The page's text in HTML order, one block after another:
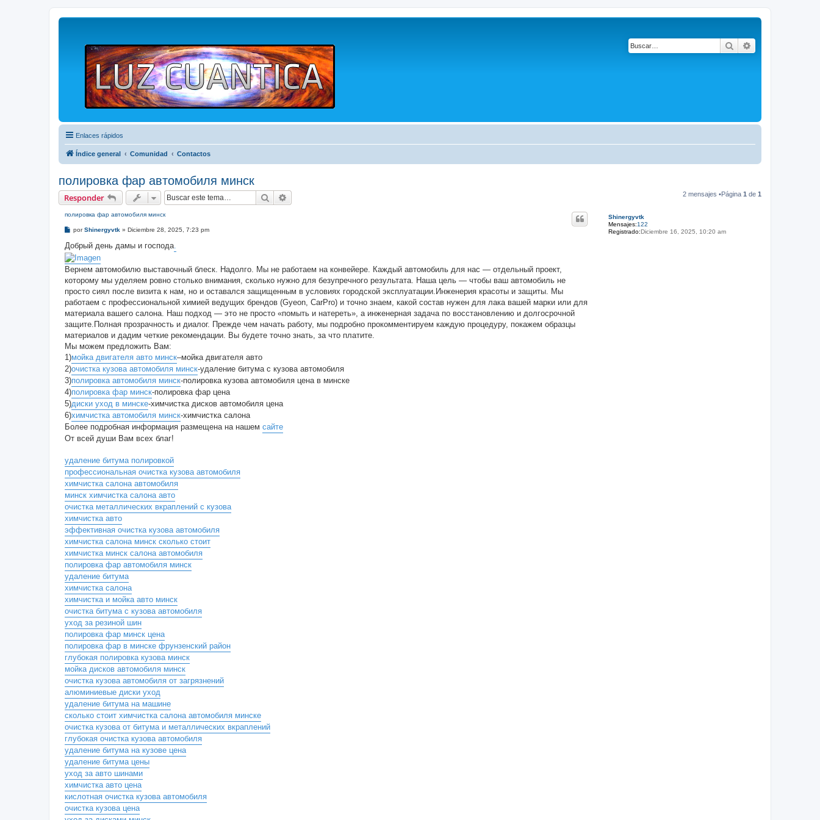
Buscar
Enlaces rápidos
Índice general Comunidad Contactos
полировка фар автомобиля минск
Responder Buscar 2 mensajes •Página 1 de 1
Shinergyvtk
Mensajes:122
Registrado:Diciembre 16, 2025, 10:20 am
полировка фар автомобиля минск
M
n
a
j
e
porShinergyvtk » Diciembre 28, 2025, 7:23 pm
Добрый день дамы и господа.
Вернем автомобилю выставочный блеск. Надолго. Мы не работаем на конвейере. Каждый автомобиль для нас — отдельный проект,
которому мы уделяем ровно столько внимания, сколько нужно для безупречного результата. Наша цель — чтобы ваш автомобиль не
просто сиял после визита к нам, но и оставался защищенным в условиях городской эксплуатации.Инженерия красоты и защиты. Мы
работаем с профессиональной химией ведущих брендов (Gyeon, CarPro) и точно знаем, какой состав нужен для лака вашей марки или для
материала вашего салона. Наш подход — это не просто «помыть и натереть», а инженерная задача по восстановлению и долгосрочной
защите.Полная прозрачность и диалог. Прежде чем начать работу, мы подробно прокомментируем каждую процедуру, покажем образцы
материалов и дадим четкие рекомендации. Вы будете точно знать, за что платите.
Мы можем предложить Вам:
1)мойка двигателя авто минск–мойка двигателя авто
2)очистка кузова автомобиля минск-удаление битума с кузова автомобиля
3)полировка автомобиля минск-полировка кузова автомобиля цена в минске
4)полировка фар минск-полировка фар цена
5)диски уход в минске-химчистка дисков автомобиля цена
6)химчистка автомобиля минск-химчистка салона
Более подробная информация размещена на нашем сайте
От всей души Вам всех благ!
удаление битума полировкой
профессиональная очистка кузова автомобиля
химчистка салона автомобиля
минск химчистка салона авто
очистка металлических вкраплений с кузова
химчистка авто
эффективная очистка кузова автомобиля
химчистка салона минск сколько стоит
химчистка минск салона автомобиля
полировка фар автомобиля минск
удаление битума
химчистка салона
химчистка и мойка авто минск
очистка битума с кузова автомобиля
уход за резиной шин
полировка фар минск цена
полировка фар в минске фрунзенский район
глубокая полировка кузова минск
мойка дисков автомобиля минск
очистка кузова автомобиля от загрязнений
алюминиевые диски уход
удаление битума на машине
сколько стоит химчистка салона автомобиля минске
очистка кузова от битума и металлических вкраплений
глубокая очистка кузова автомобиля
удаление битума на кузове цена
удаление битума цены
уход за авто шинами
химчистка авто цена
кислотная очистка кузова автомобиля
очистка кузова цена